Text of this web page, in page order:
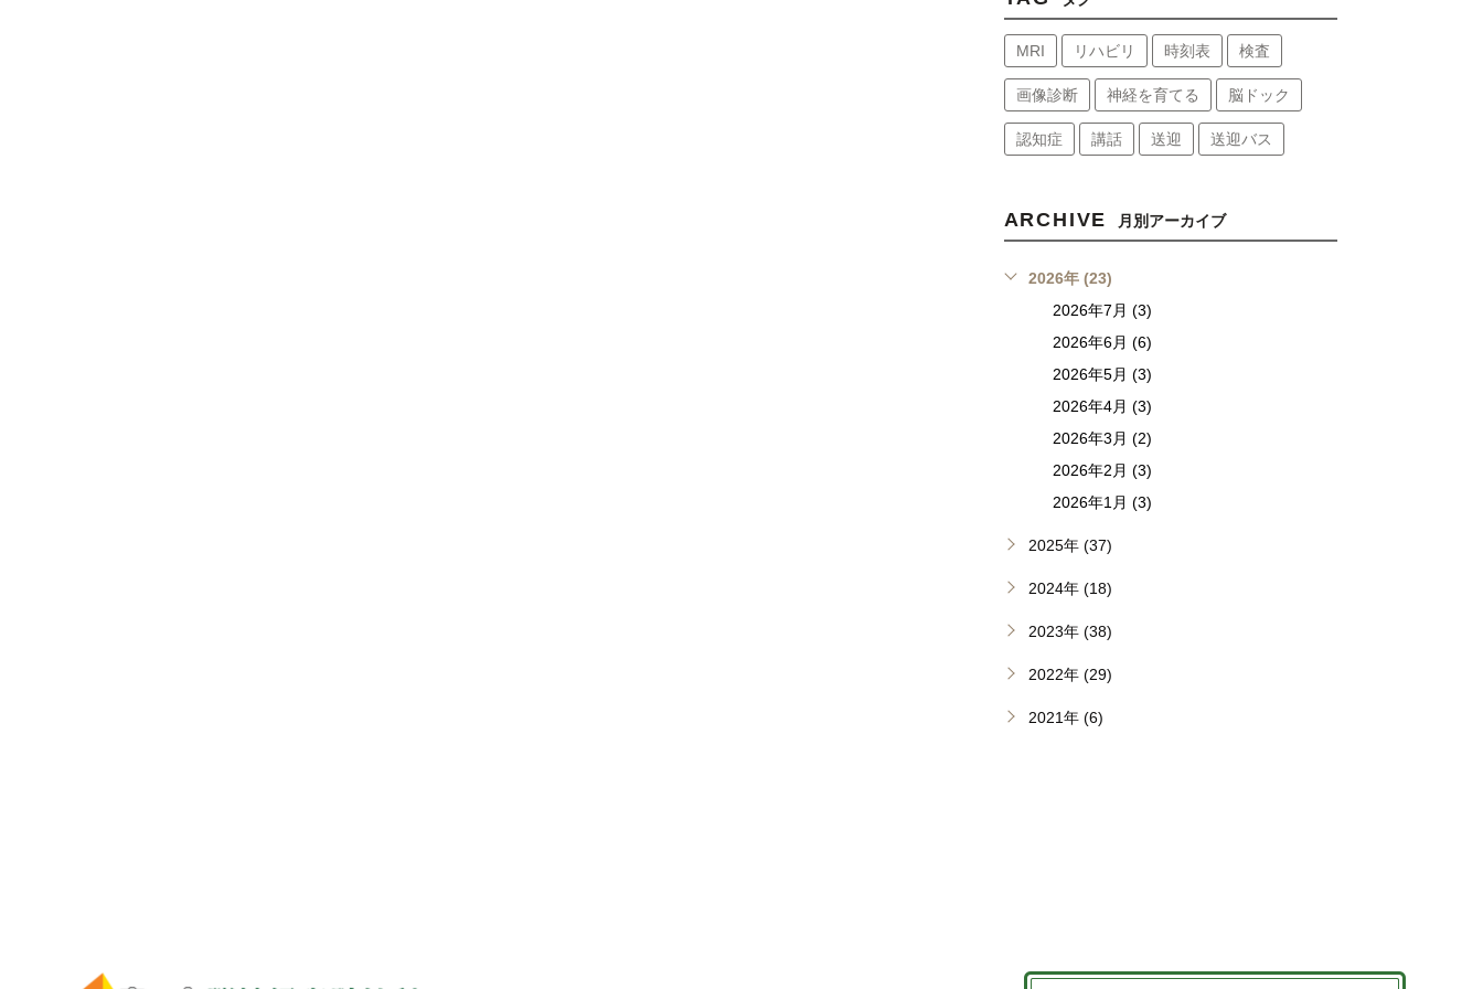
MRI リハビリ 時刻表 検査
画像診断 神経を育てる 脳ドック
認知症 講話 送迎 送迎バス
ARCHIVE 月別アーカイブ
2026年 (23)
2026年7月 (3)
2026年6月 (6)
2026年5月 (3)
2026年4月 (3)
2026年3月 (2)
2026年2月 (3)
2026年1月 (3)
2025年 (37)
2024年 (18)
2023年 (38)
2022年 (29)
2021年 (6)